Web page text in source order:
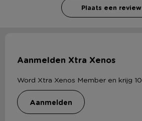
Plaats een review
Aanmelden Xtra Xenos
Word Xtra Xenos Member en krijg
aanmelden